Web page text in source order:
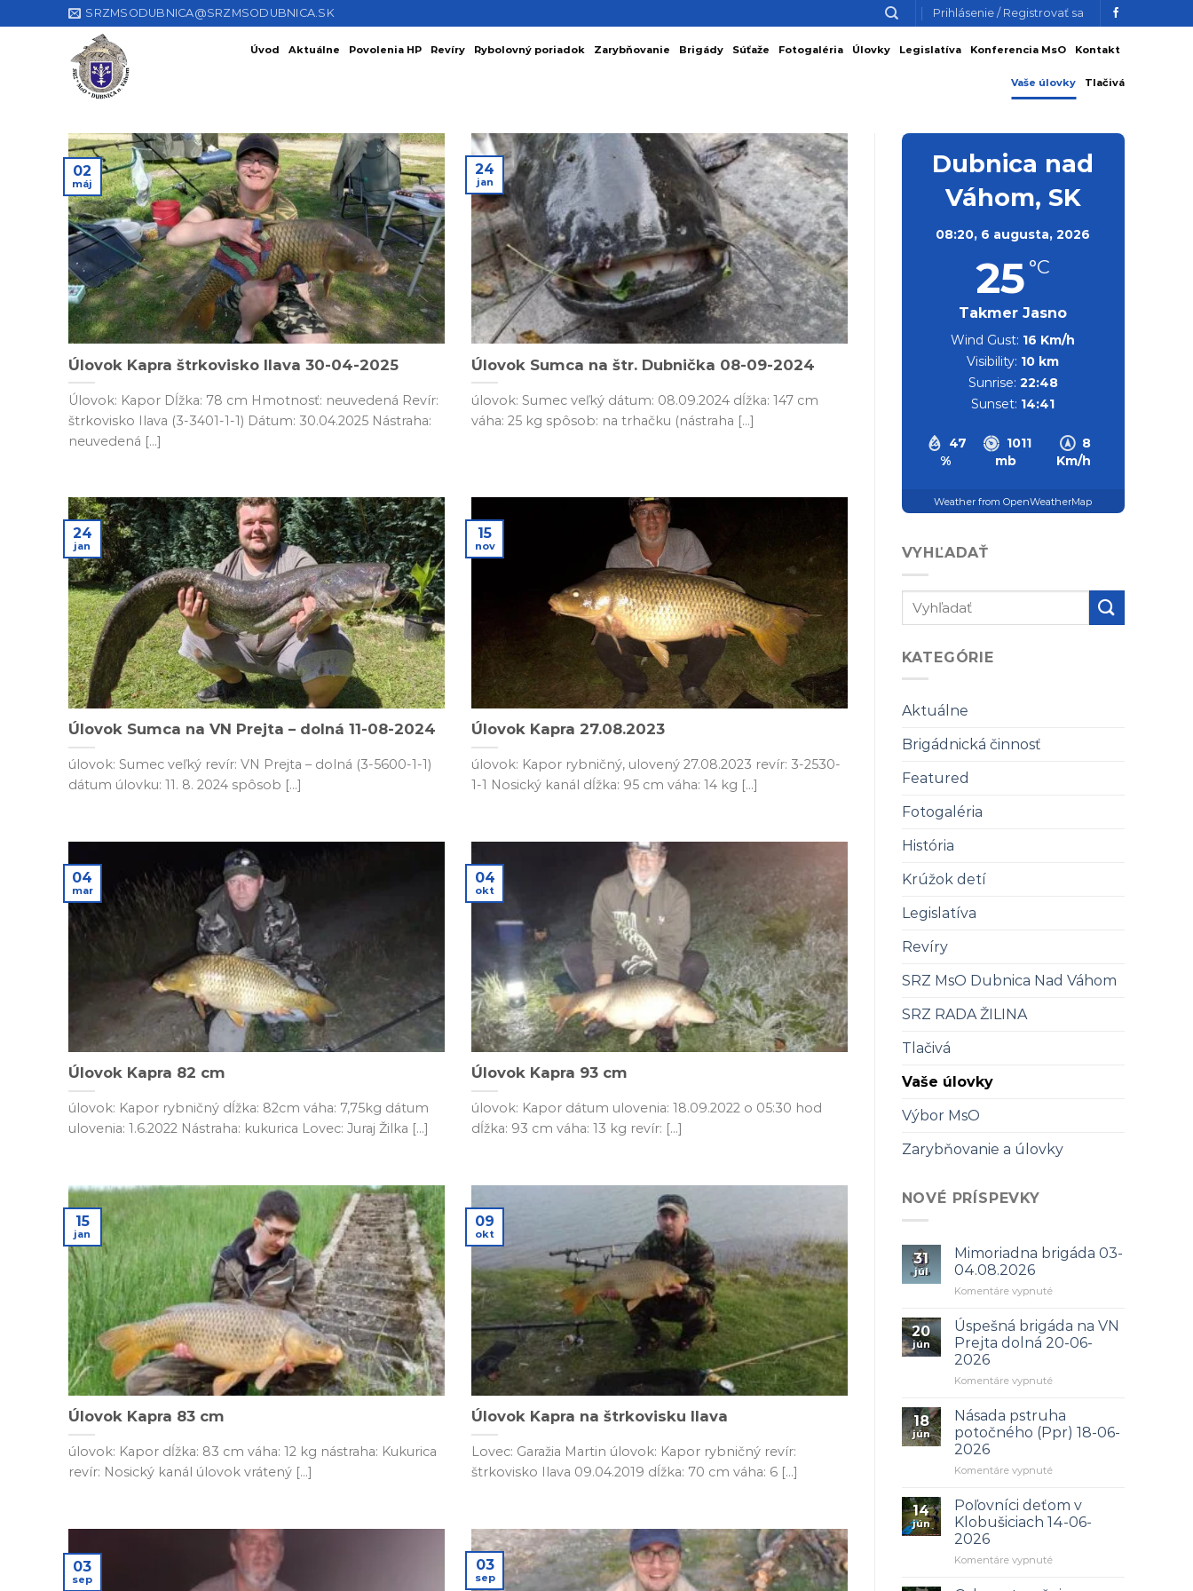
to
SRZMSODUBNICA@SRZMSODUBNICA.SK Prihlásenie / Registrovať sa
Úvod Aktuálne Povolenia HP Revíry Rybolovný poriadok Zarybňovanie Brigády Súťaže Fotogaléria Úlovky Legislatíva Konferencia MsO Kontakt
Vaše úlovky Tlačivá
Úlovok Kapra štrkovisko Ilava 30-04-2025
Úlovok: Kapor Dĺžka: 78 cm Hmotnosť: neuvedená Revír:
štrkovisko Ilava (3-3401-1-1) Dátum: 30.04.2025 Nástraha:
neuvedená [...]
02
máj
Úlovok Sumca na štr. Dubnička 08-09-2024
úlovok: Sumec veľký dátum: 08.09.2024 dĺžka: 147 cm
váha: 25 kg spôsob: na trhačku (nástraha [...]
24
jan
Úlovok Sumca na VN Prejta – dolná 11-08-2024
úlovok: Sumec veľký revír: VN Prejta – dolná (3-5600-1-1)
dátum úlovku: 11. 8. 2024 spôsob [...]
24
jan
Úlovok Kapra 27.08.2023
úlovok: Kapor rybničný, ulovený 27.08.2023 revír: 3-2530-
1-1 Nosický kanál dĺžka: 95 cm váha: 14 kg [...]
15
nov
Úlovok Kapra 82 cm
úlovok: Kapor rybničný dĺžka: 82cm váha: 7,75kg dátum
ulovenia: 1.6.2022 Nástraha: kukurica Lovec: Juraj Žilka [...]
04
mar
Úlovok Kapra 93 cm
úlovok: Kapor dátum ulovenia: 18.09.2022 o 05:30 hod
dĺžka: 93 cm váha: 13 kg revír: [...]
04
okt
Úlovok Kapra 83 cm
úlovok: Kapor dĺžka: 83 cm váha: 12 kg nástraha: Kukurica
revír: Nosický kanál úlovok vrátený [...]
15
jan
Úlovok Kapra na štrkovisku Ilava
Lovec: Garažia Martin úlovok: Kapor rybničný revír:
štrkovisko Ilava 09.04.2019 dĺžka: 70 cm váha: 6 [...]
09
okt
03
sep
03
sep
Dubnica nad
Váhom, SK
08:20, 6 augusta, 2026
25 °C
Takmer Jasno
47
%
1011
mb
8
Km/h
Wind Gust: 16 Km/h
Visibility: 10 km
Sunrise: 22:48
Sunset: 14:41
Weather from OpenWeatherMap
VYHĽADAŤ
KATEGÓRIE
Aktuálne
Brigádnická činnosť
Featured
Fotogaléria
História
Krúžok detí
Legislatíva
Revíry
SRZ MsO Dubnica Nad Váhom
SRZ RADA ŽILINA
Tlačivá
Vaše úlovky
Výbor MsO
Zarybňovanie a úlovky
NOVÉ PRÍSPEVKY
31
júl
Mimoriadna brigáda 03-
04.08.2026
Komentáre vypnuténa
brigáda
03-
04.08.2026
20
jún
Úspešná brigáda na VN
Prejta dolná 20-06-
2026
Komentáre vypnuténa
na
VN
dolná
06-
2026
18
jún
Násada pstruha
potočného (Ppr) 18-06-
2026
Komentáre vypnuténa
potočného
(Ppr)
06-
14
jún
Poľovníci deťom v
Klobušiciach 14-06-
2026
Komentáre vypnuténa